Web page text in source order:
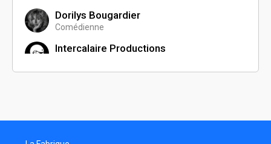
Dorilys Bougardier
Comédienne
Intercalaire Productions